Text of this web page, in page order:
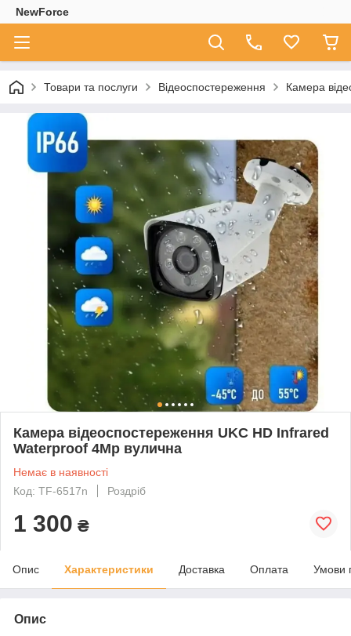
NewForce
Товари та послуги Відеоспостереження Камера
Камера відеоспостереження UKC HD Infrared
Waterproof 4Mp вулична
Немає в наявності
Код: TF-6517n
Роздріб
1 300 ₴
Опис Характеристики Доставка Оплата Умови
Опис